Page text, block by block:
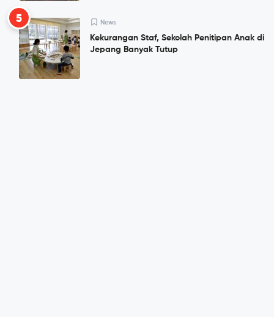
5 News
Kekurangan Staf, Sekolah Penitipan Anak di
Jepang Banyak Tutup